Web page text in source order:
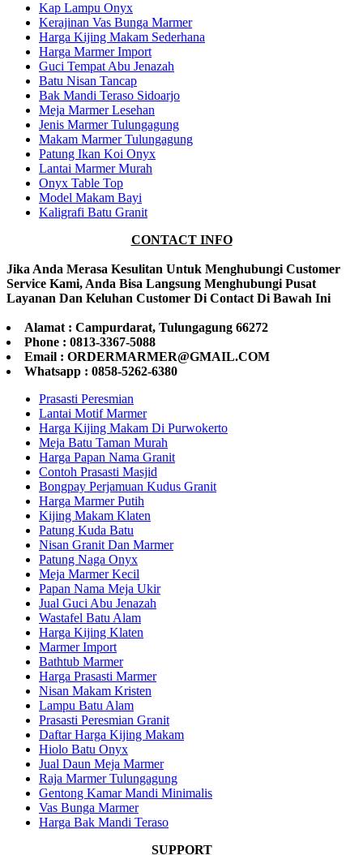
Kap Lampu Onyx
Kerajinan Vas Bunga Marmer
Harga Kijing Makam Sederhana
Harga Marmer Import
Guci Tempat Abu Jenazah
Batu Nisan Tancap
Bak Mandi Teraso Sidoarjo
Meja Marmer Lesehan
Jenis Marmer Tulungagung
Makam Marmer Tulungagung
Patung Ikan Koi Onyx
Lantai Marmer Murah
Onyx Table Top
Model Makam Bayi
Kaligrafi Batu Granit
CONTACT INFO
Jika Anda Merasa Kesulitan Untuk Menghubungi Customer
Service Kami, Anda Bisa Langsung Menghubungi Pusat
Layanan Dan Keluhan Customer Di Contact Di Bawah Ini
Alamat : Campurdarat, Tulungagung 66272
Phone : 0813-3367-5088
Email : ORDERMARMER@GMAIL.COM
Whatsapp : 0858-5262-6380
Prasasti Peresmian
Lantai Motif Marmer
Harga Kijing Makam Di Purwokerto
Meja Batu Taman Murah
Harga Papan Nama Granit
Contoh Prasasti Masjid
Bongpay Perjamuan Kudus Granit
Harga Marmer Putih
Kijing Makam Klaten
Patung Kuda Batu
Nisan Granit Dan Marmer
Patung Naga Onyx
Meja Marmer Kecil
Papan Nama Meja Ukir
Jual Guci Abu Jenazah
Wastafel Batu Alam
Harga Kijing Klaten
Marmer Import
Bathtub Marmer
Harga Prasasti Marmer
Nisan Makam Kristen
Lampu Batu Alam
Prasasti Peresmian Granit
Daftar Harga Kijing Makam
Hiolo Batu Onyx
Jual Daun Meja Marmer
Raja Marmer Tulungagung
Gentong Kamar Mandi Minimalis
Vas Bunga Marmer
Harga Bak Mandi Teraso
SUPPORT